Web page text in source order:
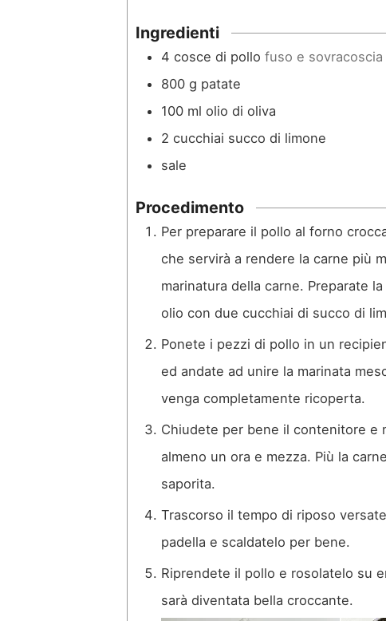
t
i
Ingredienti
4 cosce di pollo fuso e sovracoscia
800 g patate
100 ml olio di oliva
2 cucchiai succo di limone
sale
Procedimento
Per preparare il pollo al forno
che servirà a rendere la carne più
marinatura della carne. Preparate
olio con due cucchiai di succo di
Ponete i pezzi di pollo in un
ed andate ad unire la marinata
venga completamente ricoperta.
Chiudete per bene il contenitore e
almeno un ora e mezza. Più la
saporita.
Trascorso il tempo di riposo
padella e scaldatelo per bene.
Riprendete il pollo e rosolatelo su
sarà diventata bella croccante.